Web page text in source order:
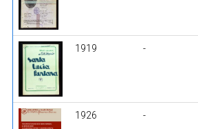
1919 -
1926 -